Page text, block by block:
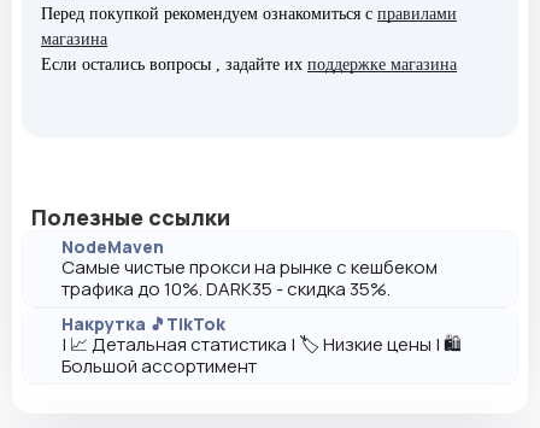
Перед покупкой рекомендуем ознакомиться с правилами
магазина
Если остались вопросы , задайте их поддержке магазина
Полезные ссылки
NodeMaven
Самые чистые прокси на рынке с кешбеком
трафика до 10%. DARK35 - скидка 35%.
Накрутка 🎵TikTok
| 📈 Детальная статистика | 🏷️ Низкие цены | 🛍️
Большой ассортимент